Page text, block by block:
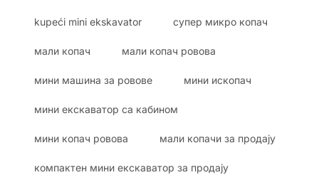
kupeći mini ekskavator супер микро копач
мали копач мали копач ровова
мини машина за ровове мини ископач
мини екскаватор са кабином
мини копач ровова мали копачи за продају
компактен мини екскаватор за продају